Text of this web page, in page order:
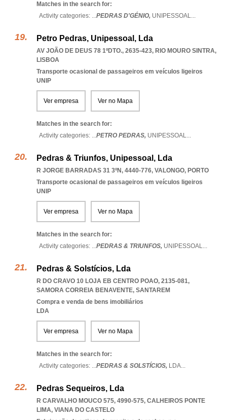
Matches in the search for:
Activity categories: ...PEDRAS D'GÉNIO, UNIPESSOAL...
Petro Pedras, Unipessoal, Lda
AV JOÃO DE DEUS 78 1ºDTO., 2635-423, RIO MOURO SINTRA,
LISBOA
Transporte ocasional de passageiros em veículos ligeiros
UNIP
Ver empresa Ver no Mapa
Matches in the search for:
Activity categories: ...PETRO PEDRAS, UNIPESSOAL...
Pedras & Triunfos, Unipessoal, Lda
R JORGE BARRADAS 31 3ºN, 4440-776, VALONGO, PORTO
Transporte ocasional de passageiros em veículos ligeiros
UNIP
Ver empresa Ver no Mapa
Matches in the search for:
Activity categories: ...PEDRAS & TRIUNFOS, UNIPESSOAL...
Pedras & Solstícios, Lda
R DO CRAVO 10 LOJA EB CENTRO POAO, 2135-081,
SAMORA CORREIA BENAVENTE, SANTAREM
Compra e venda de bens imobiliários
LDA
Ver empresa Ver no Mapa
Matches in the search for:
Activity categories: ...PEDRAS & SOLSTÍCIOS, LDA...
Pedras Sequeiros, Lda
R CARVALHO MOUCO 575, 4990-575, CALHEIROS PONTE
LIMA, VIANA DO CASTELO